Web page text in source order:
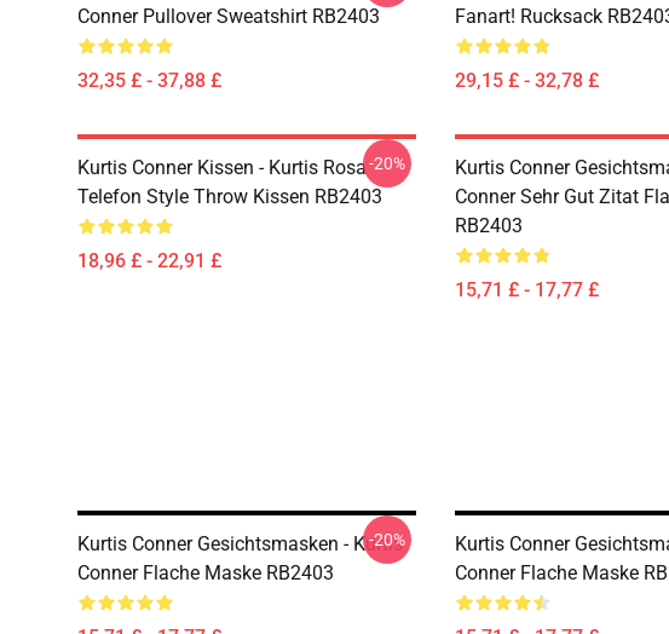
Conner Pullover Sweatshirt RB2403
32,35 £ - 37,88 £
Fanart! Rucksack
29,15 £ - 32,78 £
Kurtis Conner Kissen - Kurtis Rosa
Telefon Style Throw Kissen RB2403
18,96 £ - 22,91 £
-20%
Kurtis Conner
Conner Sehr Gut Zitat
RB2403
15,71 £ - 17,77 £
Kurtis Conner Gesichtsmasken - Kurtis
Conner Flache Maske RB2403
-20%
Kurtis Conner
Conner Flache Maske